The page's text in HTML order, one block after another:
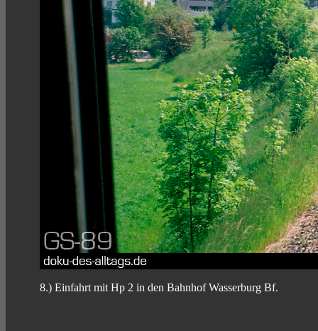
8.) Einfahrt mit Hp 2 in den Bahnhof Wasserburg Bf.